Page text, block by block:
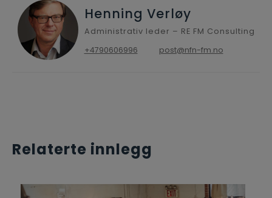
Henning Verløy
Administrativ leder – RE FM Consulting
+4790606996
post@nfn-fm.no
Relaterte innlegg